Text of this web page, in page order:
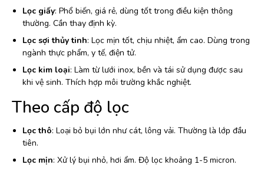
Lọc giấy: Phổ biến, giá rẻ, dùng tốt trong điều kiện thông
thường. Cần thay định kỳ.
Lọc sợi thủy tinh: Lọc mịn tốt, chịu nhiệt, ẩm cao. Dùng trong
ngành thực phẩm, y tế, điện tử.
Lọc kim loại: Làm từ lưới inox, bền và tái sử dụng được sau
khi vệ sinh. Thích hợp môi trường khắc nghiệt.
Theo cấp độ lọc
Lọc thô: Loại bỏ bụi lớn như cát, lông vải. Thường là lớp đầu
tiên.
Lọc mịn: Xử lý bụi nhỏ, hơi ẩm. Độ lọc khoảng 1-5 micron.